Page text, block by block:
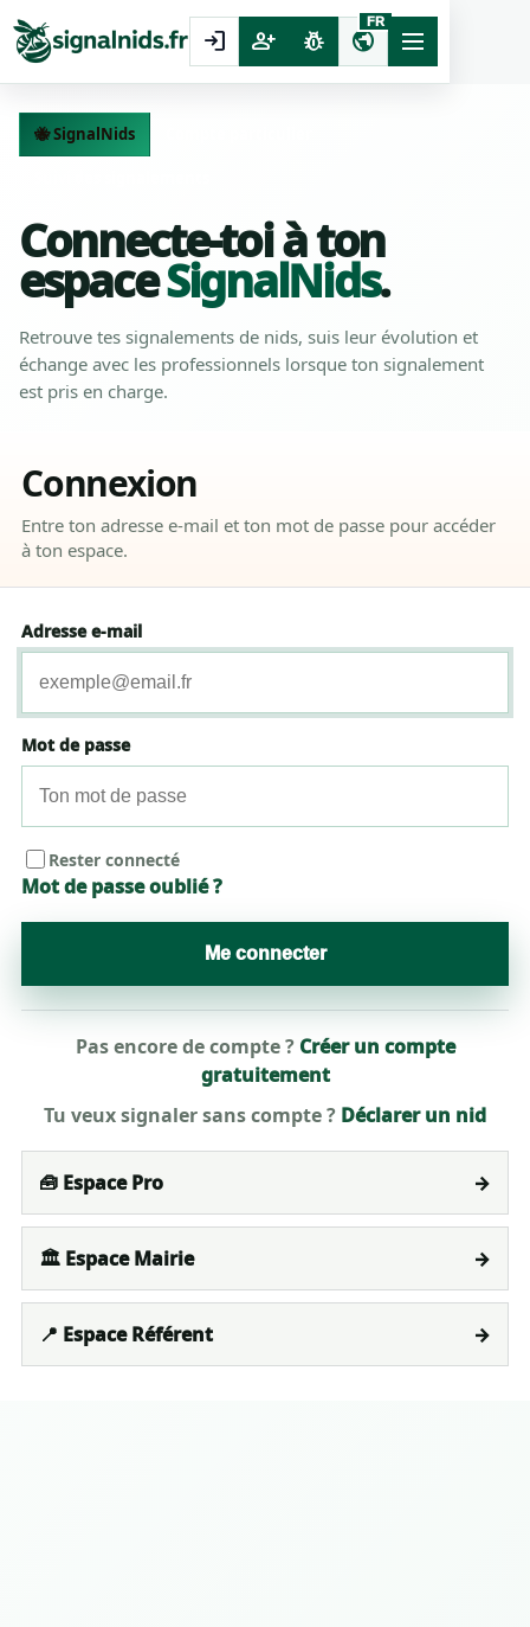
login person_add pest_control public
FR
🐝 SignalNids
Connecte-toi à ton
espaceSignalNids.
Retrouve tes signalements de nids, suis leur évolution et
échange avec les professionnels lorsque ton signalement
est pris en charge.
Connexion
Entre ton adresse e-mail et ton mot de passe pour accéder
à ton espace.
Adresse e-mail
Mot de passe
Rester connecté
Mot de passe oublié ?
Me connecter
Pas encore de compte ? Créer un compte
gratuitement
Tu veux signaler sans compte ? Déclarer un nid
🧰 Espace Pro →
🏛️ Espace Mairie →
📍 Espace Référent →